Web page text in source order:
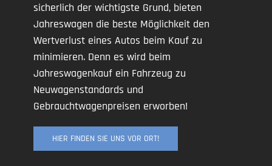
sicherlich der wichtigste Grund, bieten
Jahreswagen die beste Möglichkeit den
Wertverlust eines Autos beim Kauf zu
minimieren. Denn es wird beim
Jahreswagenkauf ein Fahrzeug zu
Neuwagenstandards und
Gebrauchtwagenpreisen erworben!
HIER FINDEN SIE UNS VOR ORT!